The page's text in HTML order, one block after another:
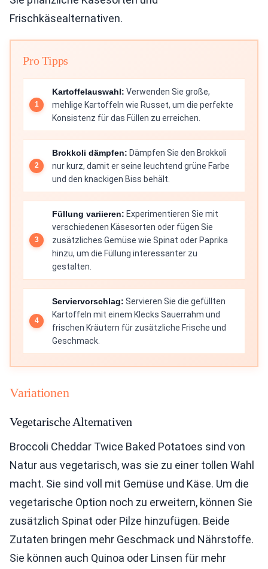
Frischkäsealternativen.
Pro Tipps
Kartoffelauswahl: Verwenden Sie große,
mehlige Kartoffeln wie Russet, um die perfekte
Konsistenz für das Füllen zu erreichen.
Brokkoli dämpfen: Dämpfen Sie den Brokkoli
nur kurz, damit er seine leuchtend grüne Farbe
und den knackigen Biss behält.
Füllung variieren: Experimentieren Sie mit
verschiedenen Käsesorten oder fügen Sie
zusätzliches Gemüse wie Spinat oder Paprika
hinzu, um die Füllung interessanter zu
gestalten.
Serviervorschlag: Servieren Sie die gefüllten
Kartoffeln mit einem Klecks Sauerrahm und
frischen Kräutern für zusätzliche Frische und
Geschmack.
Variationen
Vegetarische Alternativen
Broccoli Cheddar Twice Baked Potatoes sind von
Natur aus vegetarisch, was sie zu einer tollen Wahl
macht. Sie sind voll mit Gemüse und Käse. Um die
vegetarische Option noch zu erweitern, können Sie
zusätzlich Spinat oder Pilze hinzufügen. Beide
Zutaten bringen mehr Geschmack und Nährstoffe.
Sie können auch Quinoa oder Linsen für mehr